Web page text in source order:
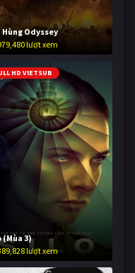
Hùng Odyssey
lượt xem
HD VIETSUB
(Mùa 3)
lượt xem